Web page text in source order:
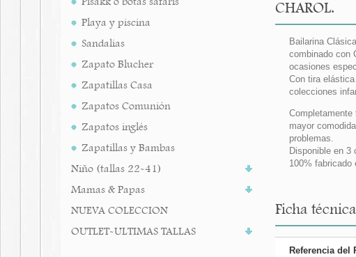
Playa y piscina
Sandalias
Zapato Blucher
Zapatillas Casa
Zapatos Comunión
Zapatos inglés
Zapatillas y Bambas
Niño (tallas 22-41)
Mamas & Papas
NUEVA COLECCION
OUTLET-ULTIMAS TALLAS
CHAROL.
Bailarina
combinado con
ocasiones
Con tira
colecciones
mayor
problemas.
Disponible en 3
100% fabricado
Ficha
Referencia del